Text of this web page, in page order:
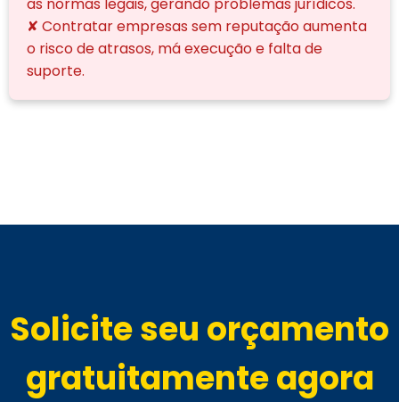
✘ Contratar empresas sem reputação aumenta
o risco de atrasos, má execução e falta de
suporte.
Solicite seu orçamento
gratuitamente agora